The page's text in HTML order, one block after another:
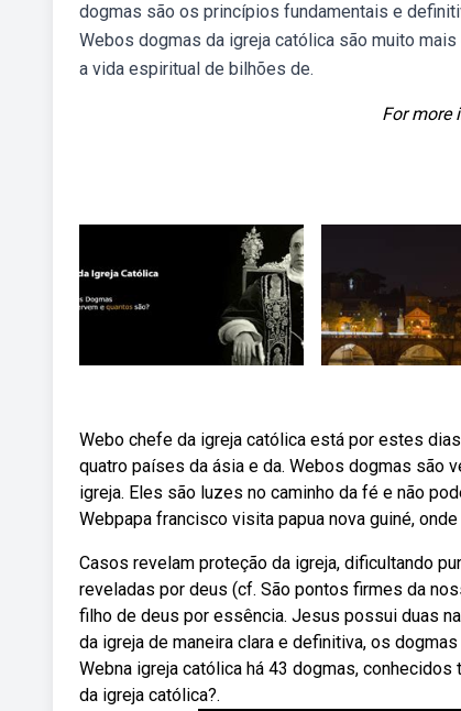
dogmas são os princípios fundamentais e
Webos dogmas da igreja católica são muito
a vida espiritual de bilhões de.
For more
Webo chefe da igreja católica está por estes
quatro países da ásia e da. Webos dogmas são
igreja. Eles são luzes no caminho da fé e não
Webpapa francisco visita papua nova guiné,
Casos revelam proteção da igreja, dificultando
reveladas por deus (cf. São pontos firmes da
filho de deus por essência. Jesus possui duas
da igreja de maneira clara e definitiva, os
Webna igreja católica há 43 dogmas,
da igreja católica?.